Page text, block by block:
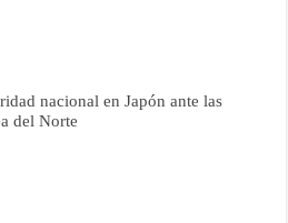
nacional en Japón ante las
del Norte